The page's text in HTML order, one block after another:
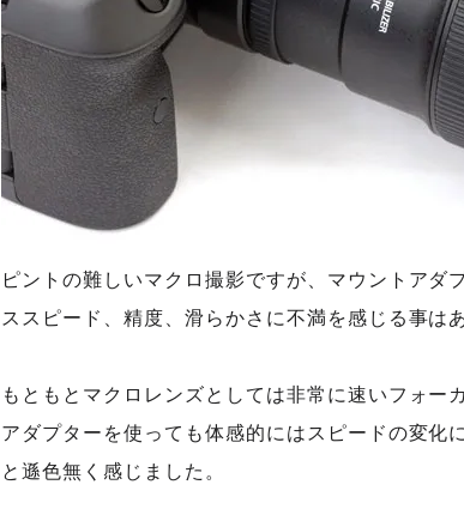
ピントの難しいマクロ撮影ですが、マウントア
ススピード、精度、滑らかさに不満を感じる事は
もともとマクロレンズとしては非常に速いフォー
アダプターを使っても体感的にはスピードの変化
と遜色無く感じました。